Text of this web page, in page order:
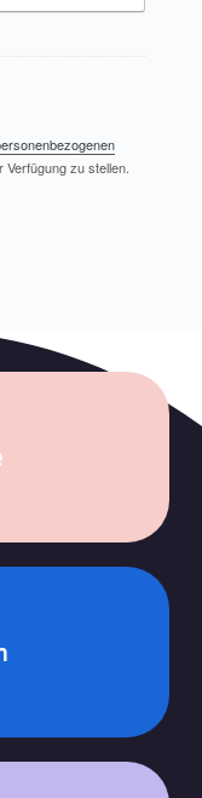
Verfügung zu stellen.